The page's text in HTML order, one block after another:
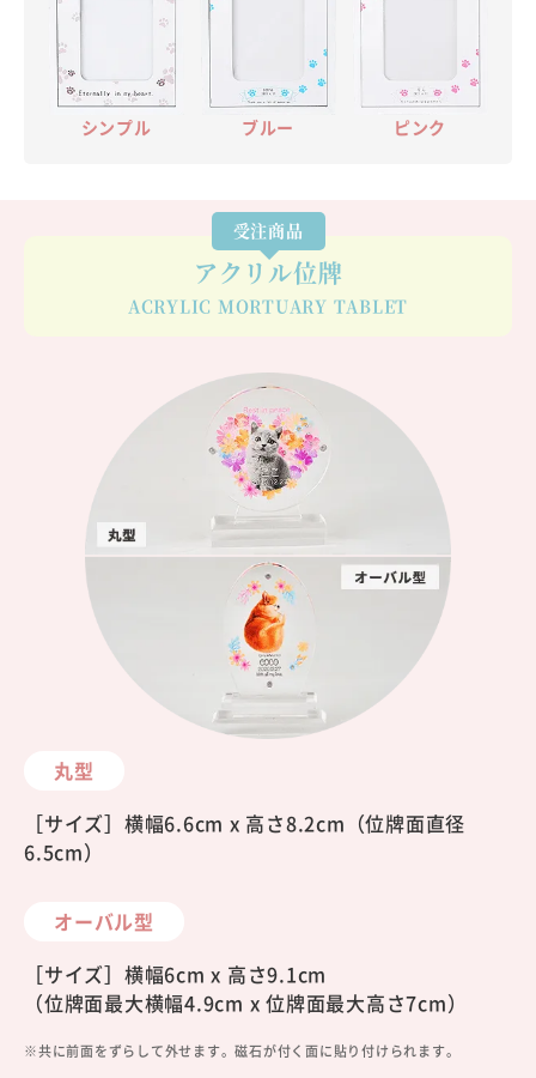
シンプル ブルー ピンク
受注商品
アクリル位牌
ACRYLIC MORTUARY TABLET
丸型
［サイズ］横幅6.6cm x 高さ8.2cm（位牌面直径
6.5cm）
オーバル型
［サイズ］横幅6cm x 高さ9.1cm
（位牌面最大横幅4.9cm x 位牌面最大高さ7cm）
※共に前面をずらして外せます。磁石が付く面に貼り付けられます。